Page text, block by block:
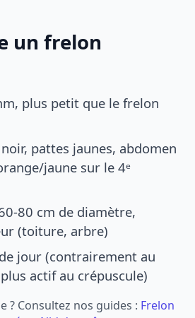
un frelon
plus petit que le frelon
pattes jaunes, abdomen
jaune sur le 4ᵉ
80 cm de diamètre,
(toiture, arbre)
jour (contrairement au
actif au crépuscule)
? Consultez nos guides : Frelon